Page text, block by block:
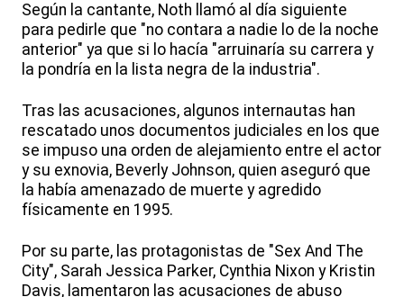
Según la cantante, Noth llamó al día siguiente
para pedirle que "no contara a nadie lo de la noche
anterior" ya que si lo hacía "arruinaría su carrera y
la pondría en la lista negra de la industria".
Tras las acusaciones, algunos internautas han
rescatado unos documentos judiciales en los que
se impuso una orden de alejamiento entre el actor
y su exnovia, Beverly Johnson, quien aseguró que
la había amenazado de muerte y agredido
físicamente en 1995.
Por su parte, las protagonistas de "Sex And The
City", Sarah Jessica Parker, Cynthia Nixon y Kristin
Davis, lamentaron las acusaciones de abuso